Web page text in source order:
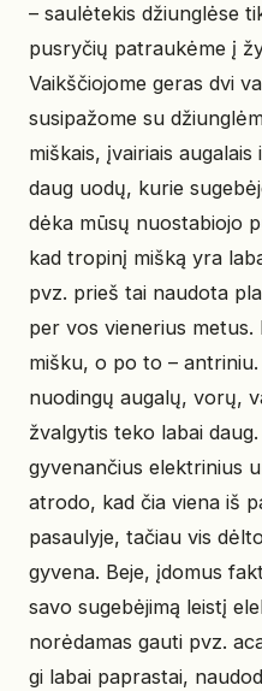
– saulėtekis džiunglėse
pusryčių patraukėme į
Vaikščiojome geras dvi
susipažome su
miškais, įvairiais
daug uodų, kurie
dėka mūsų nuostabiojo
kad tropinį mišką yra
pvz. prieš tai naudota
per vos vienerius
mišku, o po to –
nuodingų augalų, vorų,
žvalgytis teko labai
gyvenančius elektrinius
atrodo, kad čia viena iš
pasaulyje, tačiau vis
gyvena. Beje, įdomus
savo sugebėjimą leistį
norėdamas gauti pvz.
gi labai paprastai,